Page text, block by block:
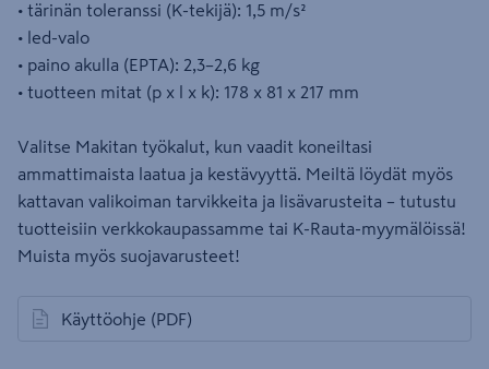
• tärinän toleranssi (K-tekijä): 1,5 m/s²
• led-valo
• paino akulla (EPTA): 2,3–2,6 kg
• tuotteen mitat (p x l x k): 178 x 81 x 217 mm
Valitse Makitan työkalut, kun vaadit koneiltasi
ammattimaista laatua ja kestävyyttä. Meiltä löydät myös
kattavan valikoiman tarvikkeita ja lisävarusteita – tutustu
tuotteisiin verkkokaupassamme tai K-Rauta-myymälöissä!
Muista myös suojavarusteet!
Käyttöohje (PDF)
avautuu uuteen välilehteen